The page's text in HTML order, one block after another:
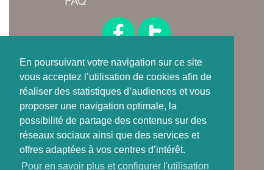
En poursuivant votre navigation sur ce site
vous acceptez l’utilisation de cookies afin de
réaliser des statistiques d’audiences et vous
proposer une navigation optimale, la
possibilité de partage des contenus sur des
réseaux sociaux ainsi que des services et
offres adaptées à vos centres d’intérêt.
Pour en savoir plus et configurer l'utilisation
Suivez-nous !
Où trouver